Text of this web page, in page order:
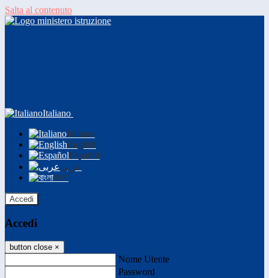
Salta al contenuto
Italiano
Italiano
English
Español
عربى
বাংলা
Accedi
Accedi
button close ×
Nome Utente
Password